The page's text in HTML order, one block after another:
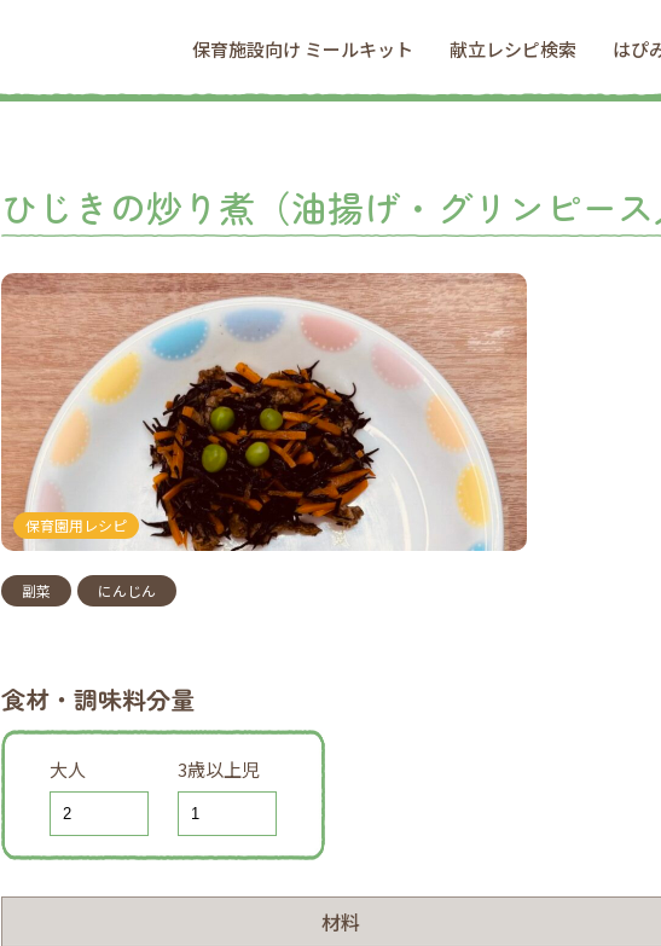
保育施設向け ミールキット 献立レシピ検索 はぴ
ひじきの炒り煮（油揚げ・グリンピー
保育園用レシピ
副菜 にんじん
食材・調味料分量
大人 3歳以上児
材料